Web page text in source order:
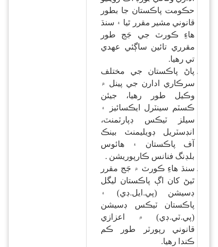
حڪومت پاڪستان جا بطور
قانوني مشير مقرر ٿيا ۽ سنڌ
هاءِ ڪورٽ جي جَج طور
مقرري تائين ساڳئي عهدي
تي رهيا.
پاڻ پاڪستان جي مختلف
سرڪاري ادارن جي پينل ۾
وڪيل طور رهيا، جيئن
ڪسٽم سينٽرل ايڪسائيز ۽
سيلز ٽيڪس ڊپارٽمنٽ،
انڊسٽريل ڊويليمنٽ بينڪ
آف پاڪستان ۽ هائوس
بلڊنگ فنانس ڪارپوريشن .
سنڌ هاءِ ڪورٽ ۾ جَج مقرر
ٿيڻ کان اڳ پاڪستان ليگل
ڊسيشن (پي.ايل.ڊي) ۽
پاڪستان ٽيڪس ڊسيشن
(پي.ٽي.ڊي) ۾ اعزازي
قانوني رپورٽر طور ڪم
ڪندا رهيا.